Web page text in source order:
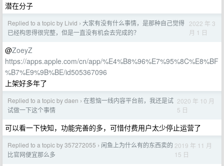
潜在分子
Replied to a topic by Livid › 大家有没有什么事情，是那种自己觉得
已经构思得很完整，但是一直没有机会去完成的？
2022 年 3
月 1 日
@ZoeyZ
https://apps.apple.com/cn/app/%E4%B8%96%E7%95%8C%E8%BF
%B7%E9%9B%BE/id505367096
上架好多年了
Replied to a topic by daen › 在惹恼一线内容平台前，我还是试
试做一下这个事情
2020 年 10 月
5 日
可以看一下快知，功能完善的多，可惜付费用户太少停止运营了
Replied to a topic by 357272055 › 闲鱼上为什么有的东西卖的
比官网便宜那么多
2019 年 11 月
15 日